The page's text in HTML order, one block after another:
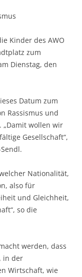
Kinder des AWO
zum
Dienstag, den
Datum zum
Rassismus und
wollen wir
Gesellschaft“,
Nationalität,
also für
und Gleichheit,
so die
werden, dass
in der
Wirtschaft, wie